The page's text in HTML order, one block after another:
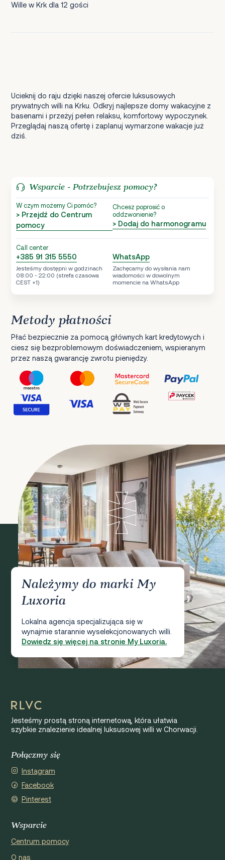
Wille w Krk dla 12 gości
Ucieknij do raju dzięki naszej ofercie luksusowych
prywatnych willi na Krku. Odkryj najlepsze domy wakacyjne z
basenami i przeżyj pełen relaksu, komfortowy wypoczynek.
Przeglądaj naszą ofertę i zaplanuj wymarzone wakacje już
dziś.
Wsparcie - Potrzebujesz pomocy?
W czym możemy Ci pomóc?
> Przejdź do Centrum
pomocy
Chcesz poprosić o
oddzwonienie?
> Dodaj do harmonogramu
Call center
+385 91 315 5550
Jesteśmy dostępni w godzinach
08:00 - 22:00 (strefa czasowa
CEST +1)
WhatsApp
Zachęcamy do wysłania nam
wiadomości w dowolnym
momencie na WhatsApp
Metody płatności
Płać bezpiecznie za pomocą głównych kart kredytowych i
ciesz się bezproblemowym doświadczeniem, wspieranym
przez naszą gwarancję zwrotu pieniędzy.
Należymy do marki My
Luxoria
Lokalna agencja specjalizująca się w
wynajmie starannie wyselekcjonowanych willi.
Dowiedz się więcej na stronie My Luxoria.
Jesteśmy prostą stroną internetową, która ułatwia
szybkie znalezienie idealnej luksusowej willi w Chorwacji.
Połączmy się
Instagram
Facebook
Pinterest
Wsparcie
Centrum pomocy
O nas